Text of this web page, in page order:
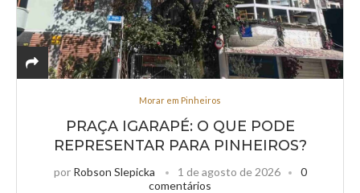
Morar em Pinheiros
PRAÇA IGARAPÉ: O QUE PODE
REPRESENTAR PARA PINHEIROS?
por Robson Slepicka 1 de agosto de 2026
0
comentários